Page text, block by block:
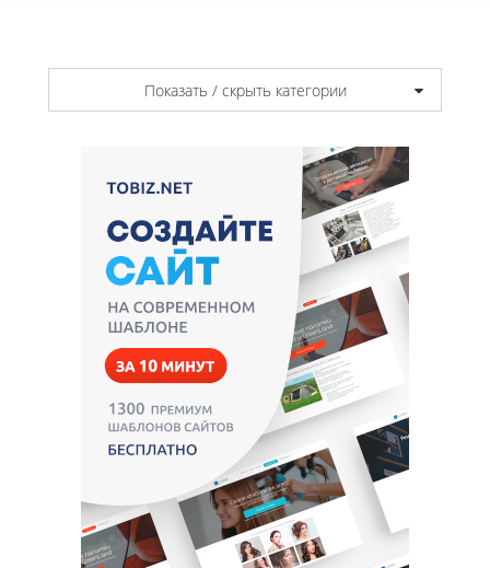
Показать / скрыть категории